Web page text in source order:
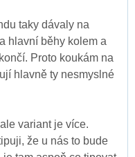
taky dávaly na
hlavní běhy kolem a
Proto koukám na
hlavně ty nesmyslné
variant je více.
že u nás to bude